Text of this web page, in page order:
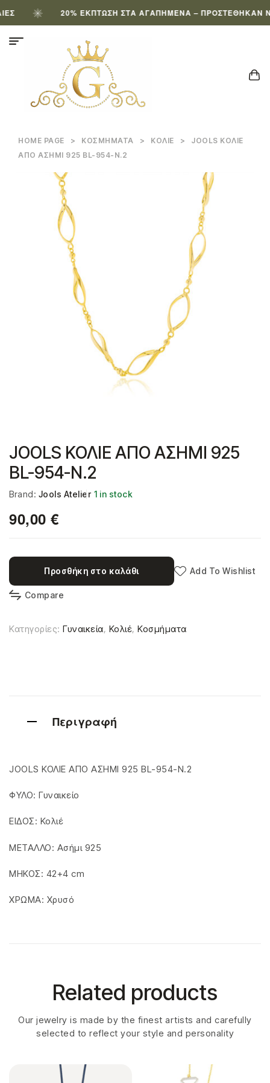
20% ΈΚΠΤΩΣΗ ΣΤΑ ΑΓΑΠΗΜΈΝΑ – ΠΡΟΣΤΈΘΗΚΑΝ
HOME PAGE > ΚΟΣΜΉΜΑΤΑ > ΚΟΛΙΈ >
JOOLS ΚΟΛΙΕ
ΑΠΟ ΑΣΗΜΙ 925 BL-954-N.2
JOOLS ΚΟΛΙΕ ΑΠΟ ΑΣΗΜΙ 925
BL-954-N.2
Brand: Jools Atelier 1 in stock
90,00 €
Προσθήκη στο καλάθι Add To Wishlist
Compare
Κατηγορίες: Γυναικεία, Κολιέ, Κοσμήματα
Περιγραφή
JOOLS ΚΟΛΙΕ ΑΠΟ ΑΣΗΜΙ 925 BL-954-N.2
ΦΥΛΟ: Γυναικείο
ΕΙΔΟΣ: Κολιέ
ΜΕΤΑΛΛΟ: Ασήμι 925
ΜΗΚΟΣ: 42+4 cm
ΧΡΩΜΑ: Χρυσό
Related products
Our jewelry is made by the finest artists and carefully
selected to reflect your style and personality